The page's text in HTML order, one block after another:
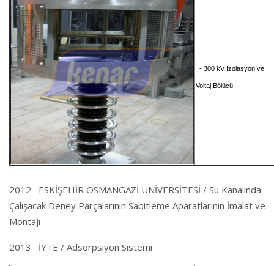
- 300 kV İzolasyon ve
Voltaj Bölücü
2012 ESKİŞEHİR OSMANGAZİ ÜNİVERSİTESİ / Su Kanalında
Çalışacak Deney Parçalarının Sabitleme Aparatlarının İmalat ve
Montajı
2013 İYTE / Adsorpsiyon Sistemi